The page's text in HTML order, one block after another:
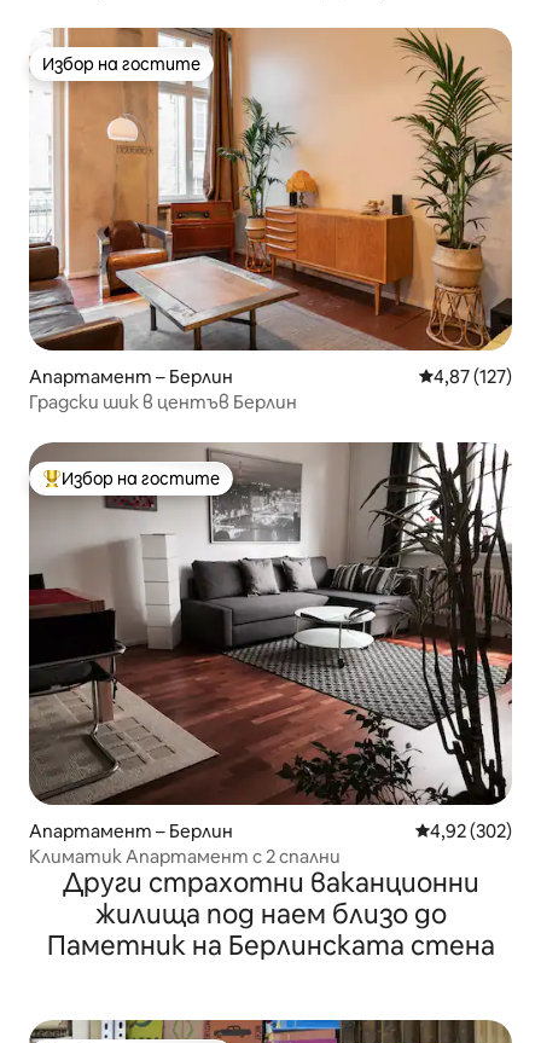
Избор на гостите
Избор на гостите
Апартамент – Берлин Средна
4,87 (127)
Градски шик в центъв Берлин
Най-популярен избор на гостите
Избор на гостите
Апартамент – Берлин Средна
4,92 (302)
Климатик Апартамент с 2 спални
Други страхотни ваканционни
жилища под наем близо до
Паметник на Берлинската стена